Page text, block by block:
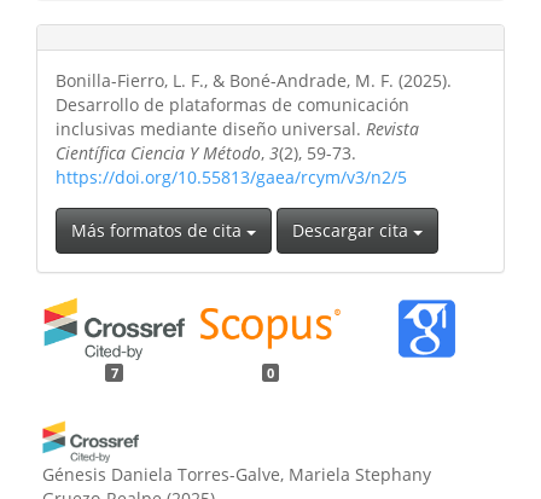
Bonilla-Fierro, L. F., & Boné-Andrade, M. F. (2025).
Desarrollo de plataformas de comunicación
inclusivas mediante diseño universal. Revista
Científica Ciencia Y Método, 3(2), 59-73.
https://doi.org/10.55813/gaea/rcym/v3/n2/5
Más formatos de cita Descargar cita
7 0
Génesis Daniela Torres-Galve, Mariela Stephany